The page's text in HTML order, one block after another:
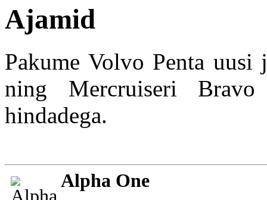
Ajamid
Pakume Volvo Penta
ning Mercruiseri Bravo
hindadega.
Alpha One